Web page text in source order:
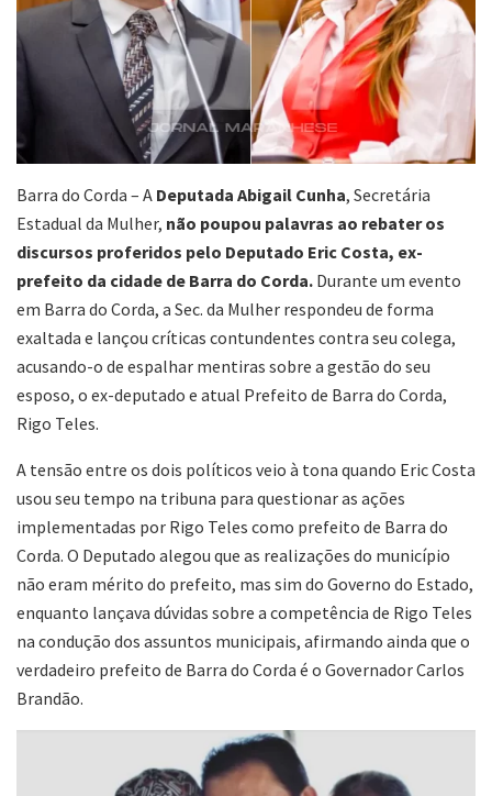
Barra do Corda – A Deputada Abigail Cunha, Secretária
Estadual da Mulher, não poupou palavras ao rebater os
discursos proferidos pelo Deputado Eric Costa, ex-
prefeito da cidade de Barra do Corda. Durante um evento
em Barra do Corda, a Sec. da Mulher respondeu de forma
exaltada e lançou críticas contundentes contra seu colega,
acusando-o de espalhar mentiras sobre a gestão do seu
esposo, o ex-deputado e atual Prefeito de Barra do Corda,
Rigo Teles.
A tensão entre os dois políticos veio à tona quando Eric Costa
usou seu tempo na tribuna para questionar as ações
implementadas por Rigo Teles como prefeito de Barra do
Corda. O Deputado alegou que as realizações do município
não eram mérito do prefeito, mas sim do Governo do Estado,
enquanto lançava dúvidas sobre a competência de Rigo Teles
na condução dos assuntos municipais, afirmando ainda que o
verdadeiro prefeito de Barra do Corda é o Governador Carlos
Brandão.